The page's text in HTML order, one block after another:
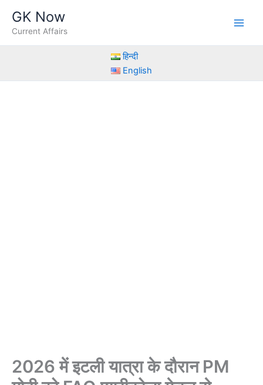
content
GK Now
Current Affairs
हिन्दी
English
2026 में इटली यात्रा के दौरान PM